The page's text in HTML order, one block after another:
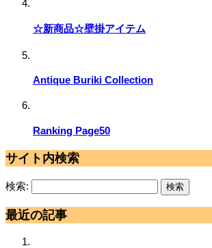
☆新商品☆壁掛アイテム
Antique Buriki Collection
Ranking Page50
サイト内検索
検索:
最近の記事